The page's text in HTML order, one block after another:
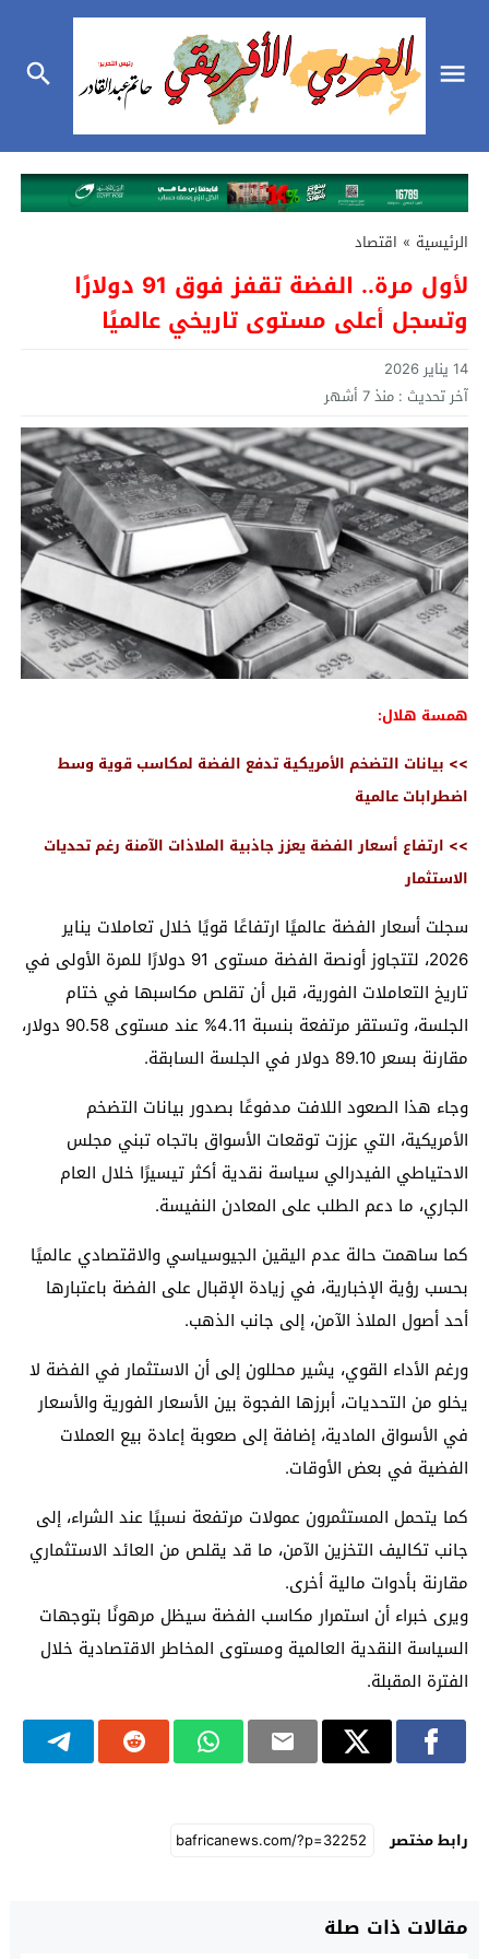
الرئيسية » اقتصاد
لأول مرة.. الفضة تقفز فوق 91 دولارًا
وتسجل أعلى مستوى تاريخي عالميًا
14 يناير 2026
آخر تحديث : منذ 7 أشهر
همسة هلال:
>> بيانات التضخم الأمريكية تدفع الفضة لمكاسب قوية وسط
اضطرابات عالمية
>> ارتفاع أسعار الفضة يعزز جاذبية الملاذات الآمنة رغم تحديات
الاستثمار
سجلت أسعار الفضة عالميًا ارتفاعًا قويًا خلال تعاملات يناير
2026، لتتجاوز أونصة الفضة مستوى 91 دولارًا للمرة الأولى في
تاريخ التعاملات الفورية، قبل أن تقلص مكاسبها في ختام
الجلسة، وتستقر مرتفعة بنسبة 4.11% عند مستوى 90.58 دولار،
مقارنة بسعر 89.10 دولار في الجلسة السابقة.
وجاء هذا الصعود اللافت مدفوعًا بصدور بيانات التضخم
الأمريكية، التي عززت توقعات الأسواق باتجاه تبني مجلس
الاحتياطي الفيدرالي سياسة نقدية أكثر تيسيرًا خلال العام
الجاري، ما دعم الطلب على المعادن النفيسة.
كما ساهمت حالة عدم اليقين الجيوسياسي والاقتصادي عالميًا
بحسب رؤية الإخبارية، في زيادة الإقبال على الفضة باعتبارها
أحد أصول الملاذ الآمن، إلى جانب الذهب.
ورغم الأداء القوي، يشير محللون إلى أن الاستثمار في الفضة لا
يخلو من التحديات، أبرزها الفجوة بين الأسعار الفورية والأسعار
في الأسواق المادية، إضافة إلى صعوبة إعادة بيع العملات
الفضية في بعض الأوقات.
كما يتحمل المستثمرون عمولات مرتفعة نسبيًا عند الشراء، إلى
جانب تكاليف التخزين الآمن، ما قد يقلص من العائد الاستثماري
مقارنة بأدوات مالية أخرى.
ويرى خبراء أن استمرار مكاسب الفضة سيظل مرهونًا بتوجهات
السياسة النقدية العالمية ومستوى المخاطر الاقتصادية خلال
الفترة المقبلة.
رابط مختصر
مقالات ذات صلة